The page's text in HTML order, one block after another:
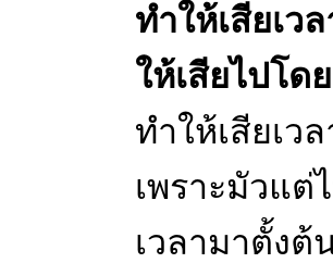
ทำให้เสียเว
ให้เสียไปโด
ทำให้เสียเว
เพราะมัวแต่
เวลามาตั้งต้